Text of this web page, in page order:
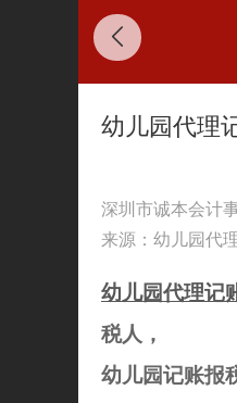
幼儿园代理
深圳市诚本会计
来源：幼儿园代
幼儿园代理记
税人，
幼儿园记账报